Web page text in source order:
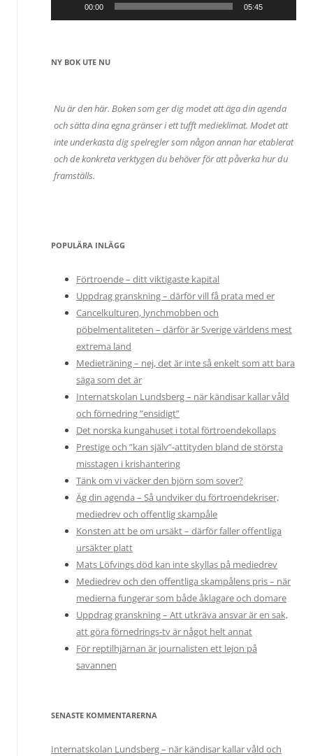
00:00 05:45
NY BOK UTE NU
Nu är den här. Boken som ger dig modet att äga din agenda
och sätta dina egna gränser i ett tufft medieklimat. Modet att
inte underkasta dig spelregler som någon annan har etablerat
och de konkreta verktygen du behöver för att påverka hur du
framställs.
POPULÄRA INLÄGG
Förtroende – ditt viktigaste kapital
Uppdrag granskning – därför vill få prata med er
Cancelkulturen, lynchmobben och
pöbelmentaliteten – därför är Sverige världens mest
extrema land
Medieträning – nej, det är inte så enkelt som att bara
säga som det är
Internatskolan Lundsberg – när kändisar kallar våld
och förnedring ”ensidigt”
Det norska kungahuset i total förtroendekollaps
Prestige och ”kan själv”-attityden bland de största
misstagen i krishantering
Tänk om vi väcker den björn som sover?
Äg din agenda – Så undviker du förtroendekriser,
mediedrev och offentlig skampåle
Konsten att be om ursäkt – därför faller offentliga
ursäkter platt
Mats Löfvings död kan inte skyllas på mediedrev
Mediedrev och den offentliga skampålens pris – när
medierna fungerar som både åklagare och domare
Uppdrag granskning – Att utkräva ansvar är en sak,
att göra förnedrings-tv är något helt annat
För reptilhjärnan är journalisten ett lejon på
savannen
SENASTE KOMMENTARERNA
Internatskolan Lundsberg – när kändisar kallar våld och